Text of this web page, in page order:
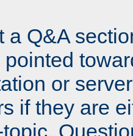
a Q&A
or
if they are